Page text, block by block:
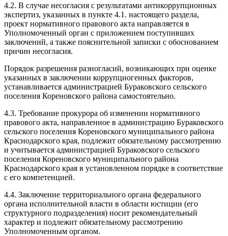
4.2. В случае несогласия с результатами антикоррупционных
экспертиз, указанных в пункте 4.1. настоящего раздела,
проект нормативного правового акта направляется в
Уполномоченный орган с приложением поступивших
заключений, а также пояснительной записки с обоснованием
причин несогласия.
Порядок разрешения разногласий, возникающих при оценке
указанных в заключении коррупциогенных факторов,
устанавливается администрацией Бураковского сельского
поселения Кореновского района самостоятельно.
4.3. Требование прокурора об изменении нормативного
правового акта, направленное в администрацию Бураковского
сельского поселения Кореновского муниципального района
Краснодарского края, подлежит обязательному рассмотрению
и учитывается администрацией Бураковского сельского
поселения Кореновского муниципального района
Краснодарского края в установленном порядке в соответствие
с его компетенцией.
4.4. Заключение территориального органа федерального
органа исполнительной власти в области юстиции (его
структурного подразделения) носит рекомендательный
характер и подлежит обязательному рассмотрению
Уполномоченным органом.